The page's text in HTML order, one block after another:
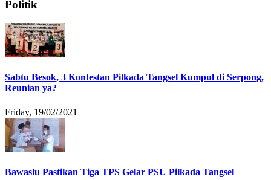
Politik
Sabtu Besok, 3 Kontestan Pilkada Tangsel Kumpul di Serpong,
Reunian ya?
Friday, 19/02/2021
Bawaslu Pastikan Tiga TPS Gelar PSU Pilkada Tangsel